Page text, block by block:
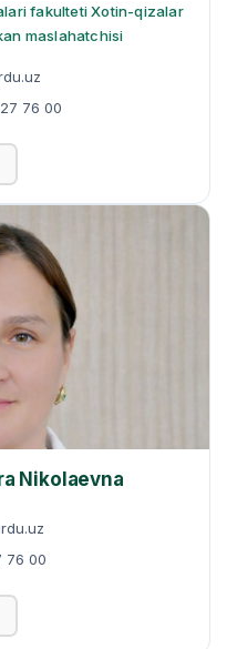
fakulteti Xotin-qizalar
maslahatchisi
76 00
Nikolaevna
76 00